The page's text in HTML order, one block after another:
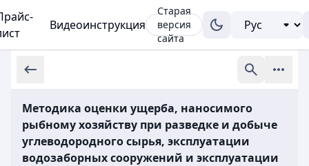
Видеоинструкция
Старая
версия
сайта
Методика оценки ущерба, наносимого
рыбному хозяйству при разведке и добыче
углеводородного сырья, эксплуатации
водозаборных сооружений и эксплуатации